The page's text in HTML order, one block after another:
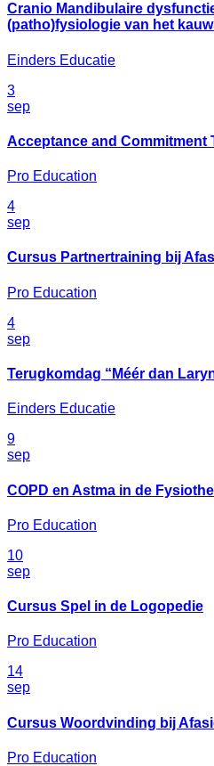
Cranio Mandibulaire
(patho)fysiologie van het
Einders Educatie
3
sep
Acceptance and Commitment
Pro Education
4
sep
Cursus Partnertraining bij
Pro Education
4
sep
Terugkomdag “Méér dan
Einders Educatie
9
sep
COPD en Astma in de
Pro Education
10
sep
Cursus Spel in de Logopedie
Pro Education
14
sep
Cursus Woordvinding bij
Pro Education